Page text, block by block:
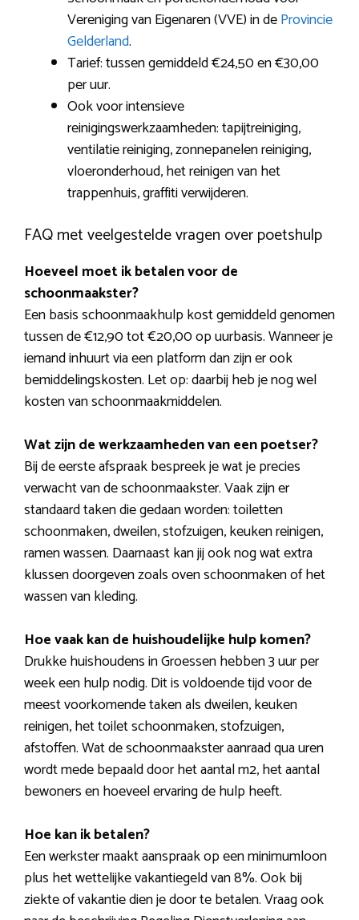
Vereniging van Eigenaren (VVE) in deProvincie
Gelderland.
Tarief: tussen gemiddeld €24,50 en €30,00
per uur.
Ook voor intensieve
reinigingswerkzaamheden: tapijtreiniging,
ventilatie reiniging, zonnepanelen reiniging,
vloeronderhoud, het reinigen van het
trappenhuis, graffiti verwijderen.
FAQ met veelgestelde vragen over poetshulp
Hoeveel moet ik betalen voor de
schoonmaakster?
Een basis schoonmaakhulp kost gemiddeld genomen
tussen de €12,90 tot €20,00 op uurbasis. Wanneer je
iemand inhuurt via een platform dan zijn er ook
bemiddelingskosten. Let op: daarbij heb je nog wel
kosten van schoonmaakmiddelen.
Wat zijn de werkzaamheden van een poetser?
Bij de eerste afspraak bespreek je wat je precies
verwacht van de schoonmaakster. Vaak zijn er
standaard taken die gedaan worden: toiletten
schoonmaken, dweilen, stofzuigen, keuken reinigen,
ramen wassen. Daarnaast kan jij ook nog wat extra
klussen doorgeven zoals oven schoonmaken of het
wassen van kleding.
Hoe vaak kan de huishoudelijke hulp komen?
Drukke huishoudens in Groessen hebben 3 uur per
week een hulp nodig. Dit is voldoende tijd voor de
meest voorkomende taken als dweilen, keuken
reinigen, het toilet schoonmaken, stofzuigen,
afstoffen. Wat de schoonmaakster aanraad qua uren
wordt mede bepaald door het aantal m2, het aantal
bewoners en hoeveel ervaring de hulp heeft.
Hoe kan ik betalen?
Een werkster maakt aanspraak op een minimumloon
plus het wettelijke vakantiegeld van 8%. Ook bij
ziekte of vakantie dien je door te betalen. Vraag ook